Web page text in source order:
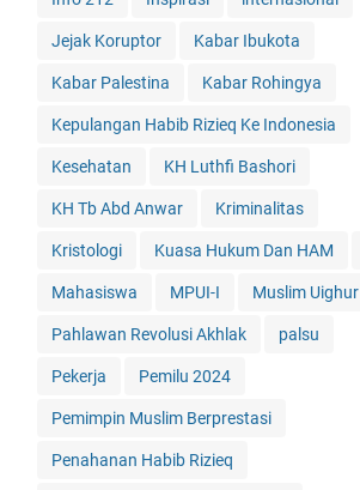
Jejak Koruptor Kabar Ibukota
Kabar Palestina Kabar Rohingya
Kepulangan Habib Rizieq Ke Indonesia
Kesehatan KH Luthfi Bashori
KH Tb Abd Anwar Kriminalitas
Kristologi Kuasa Hukum Dan HAM
Mahasiswa MPUI-I Muslim Uighur
Pahlawan Revolusi Akhlak palsu
Pekerja Pemilu 2024
Pemimpin Muslim Berprestasi
Penahanan Habib Rizieq